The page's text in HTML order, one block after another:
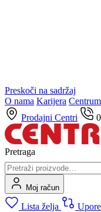
Preskoči na sadržaj
O nama Karijera
Prodajni Centri
Pretraga
Moj račun
Lista želja